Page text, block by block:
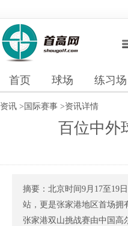
首页 球场 练习场
资讯 > 国际赛事 >资讯详情
百位中外
摘要：北京时间9月17至19
站，更是张家港地区首场拥
张家港双山挑战赛由中国高